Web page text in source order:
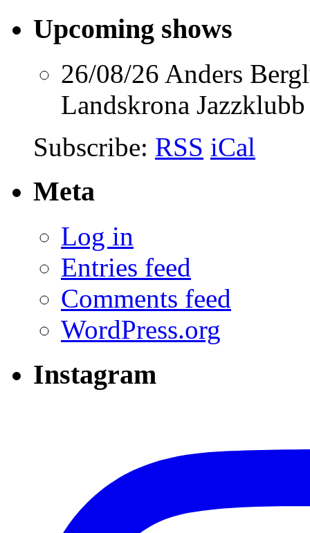
Upcoming shows
26/08/26 Anders
Landskrona Jazzklubb
Subscribe: RSS iCal
Meta
Log in
Entries feed
Comments feed
WordPress.org
Instagram